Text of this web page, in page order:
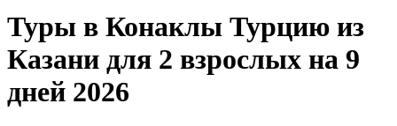
Туры в Конаклы Турцию из
Казани для 2 взрослых на 9
дней 2026